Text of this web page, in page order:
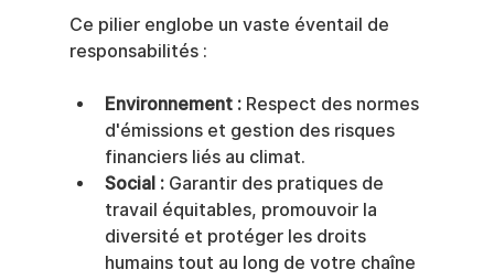
Ce pilier englobe un vaste éventail de
responsabilités :
Environnement : Respect des normes
d'émissions et gestion des risques
financiers liés au climat.
Social : Garantir des pratiques de
travail équitables, promouvoir la
diversité et protéger les droits
humains tout au long de votre chaîne